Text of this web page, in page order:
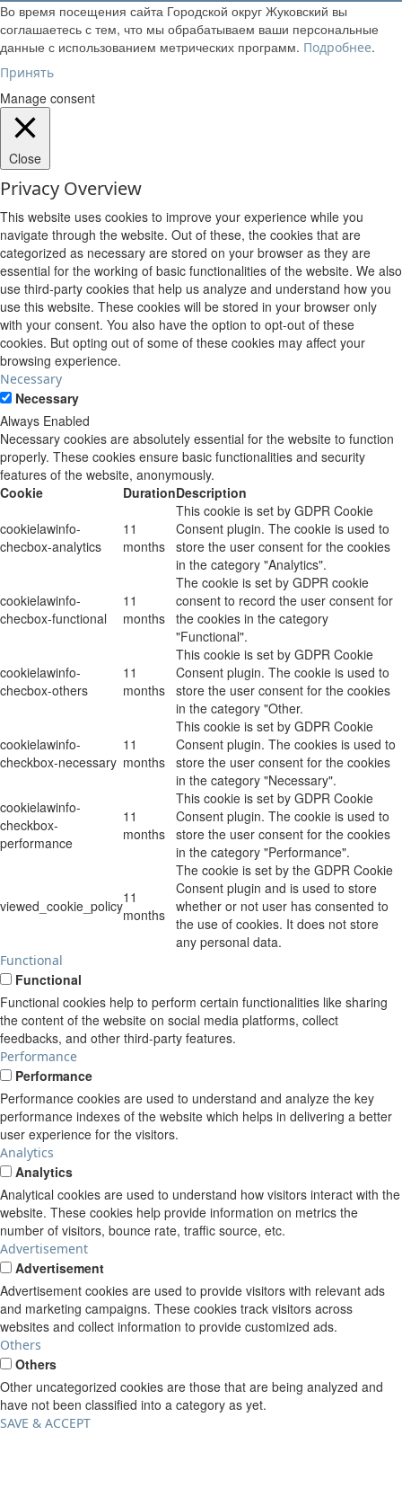
Во время посещения сайта Городской округ Жуковский вы
соглашаетесь с тем, что мы обрабатываем ваши персональные
данные с использованием метрических программ. Подробнее.
Принять
Manage consent
Close
Privacy Overview
This website uses cookies to improve your experience while you
navigate through the website. Out of these, the cookies that are
categorized as necessary are stored on your browser as they are
essential for the working of basic functionalities of the website. We also
use third-party cookies that help us analyze and understand how you
use this website. These cookies will be stored in your browser only
with your consent. You also have the option to opt-out of these
cookies. But opting out of some of these cookies may affect your
browsing experience.
Necessary
Necessary
Always Enabled
Necessary cookies are absolutely essential for the website to function
properly. These cookies ensure basic functionalities and security
features of the website, anonymously.
Cookie
DurationDescription
cookielawinfo-
checbox-analytics
11
months
This cookie is set by GDPR Cookie
Consent plugin. The cookie is used to
store the user consent for the cookies
in the category "Analytics".
cookielawinfo-
checbox-functional
11
months
The cookie is set by GDPR cookie
consent to record the user consent for
the cookies in the category
"Functional".
cookielawinfo-
checbox-others
11
months
This cookie is set by GDPR Cookie
Consent plugin. The cookie is used to
store the user consent for the cookies
in the category "Other.
cookielawinfo-
checkbox-necessary
11
months
This cookie is set by GDPR Cookie
Consent plugin. The cookies is used to
store the user consent for the cookies
in the category "Necessary".
cookielawinfo-
checkbox-
performance
11
months
This cookie is set by GDPR Cookie
Consent plugin. The cookie is used to
store the user consent for the cookies
in the category "Performance".
viewed_cookie_policy11
months
The cookie is set by the GDPR Cookie
Consent plugin and is used to store
whether or not user has consented to
the use of cookies. It does not store
any personal data.
Functional
Functional
Functional cookies help to perform certain functionalities like sharing
the content of the website on social media platforms, collect
feedbacks, and other third-party features.
Performance
Performance
Performance cookies are used to understand and analyze the key
performance indexes of the website which helps in delivering a better
user experience for the visitors.
Analytics
Analytics
Analytical cookies are used to understand how visitors interact with the
website. These cookies help provide information on metrics the
number of visitors, bounce rate, traffic source, etc.
Advertisement
Advertisement
Advertisement cookies are used to provide visitors with relevant ads
and marketing campaigns. These cookies track visitors across
websites and collect information to provide customized ads.
Others
Others
Other uncategorized cookies are those that are being analyzed and
have not been classified into a category as yet.
SAVE & ACCEPT